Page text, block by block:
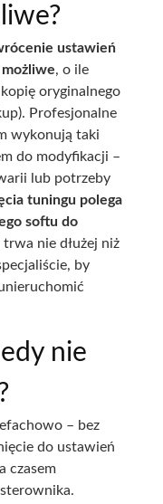
ustawień
, o ile
oryginalnego
Profesjonalne
wykonują taki
do modyfikacji –
lub potrzeby
tuningu polega
softu do
nie dłużej niż
by
nie
– bez
do ustawień
czasem